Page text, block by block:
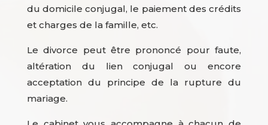
du domicile conjugal, le paiement des crédits
et charges de la famille, etc.
Le divorce peut être prononcé pour faute,
altération du lien conjugal ou encore
acceptation du principe de la rupture du
mariage.